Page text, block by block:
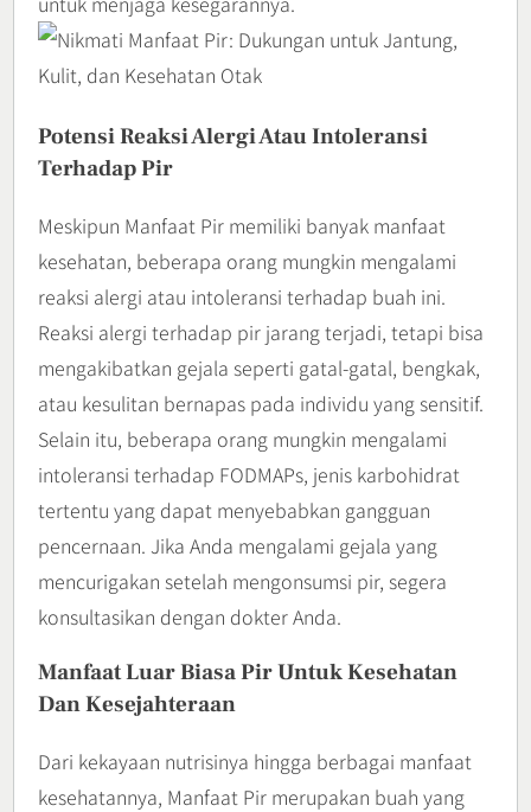
Potensi Reaksi Alergi Atau Intoleransi
Terhadap Pir
Meskipun Manfaat Pir memiliki banyak manfaat
kesehatan, beberapa orang mungkin mengalami
reaksi alergi atau intoleransi terhadap buah ini.
Reaksi alergi terhadap pir jarang terjadi, tetapi bisa
mengakibatkan gejala seperti gatal-gatal, bengkak,
atau kesulitan bernapas pada individu yang sensitif.
Selain itu, beberapa orang mungkin mengalami
intoleransi terhadap FODMAPs, jenis karbohidrat
tertentu yang dapat menyebabkan gangguan
pencernaan. Jika Anda mengalami gejala yang
mencurigakan setelah mengonsumsi pir, segera
konsultasikan dengan dokter Anda.
Manfaat Luar Biasa Pir Untuk Kesehatan
Dan Kesejahteraan
Dari kekayaan nutrisinya hingga berbagai manfaat
kesehatannya, Manfaat Pir merupakan buah yang